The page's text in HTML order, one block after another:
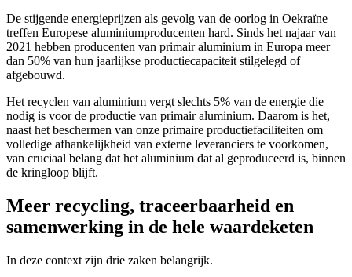
De stijgende energieprijzen als gevolg van de oorlog in Oekraïne
treffen Europese aluminiumproducenten hard. Sinds het najaar van
2021 hebben producenten van primair aluminium in Europa meer
dan 50% van hun jaarlijkse productiecapaciteit stilgelegd of
afgebouwd.
Het recyclen van aluminium vergt slechts 5% van de energie die
nodig is voor de productie van primair aluminium. Daarom is het,
naast het beschermen van onze primaire productiefaciliteiten om
volledige afhankelijkheid van externe leveranciers te voorkomen,
van cruciaal belang dat het aluminium dat al geproduceerd is, binnen
de kringloop blijft.
Meer recycling, traceerbaarheid en
samenwerking in de hele waardeketen
In deze context zijn drie zaken belangrijk.